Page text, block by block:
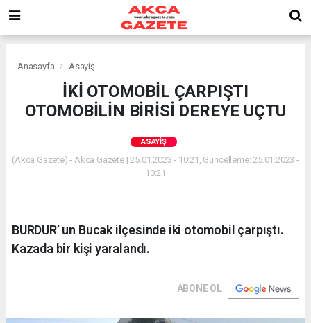
Anasayfa Asayiş
İKİ OTOMOBİL ÇARPIŞTI
OTOMOBİLİN BİRİSİ DEREYE UÇTU
ASAYIŞ
(Akca Gazete) - Akca Gazete | 25.01.2023 - 10:21, Güncelleme: 25.01.2023 -
10:21
BURDUR’ un Bucak ilçesinde iki otomobil çarpıştı.
Kazada bir kişi yaralandı.
ABONE OL